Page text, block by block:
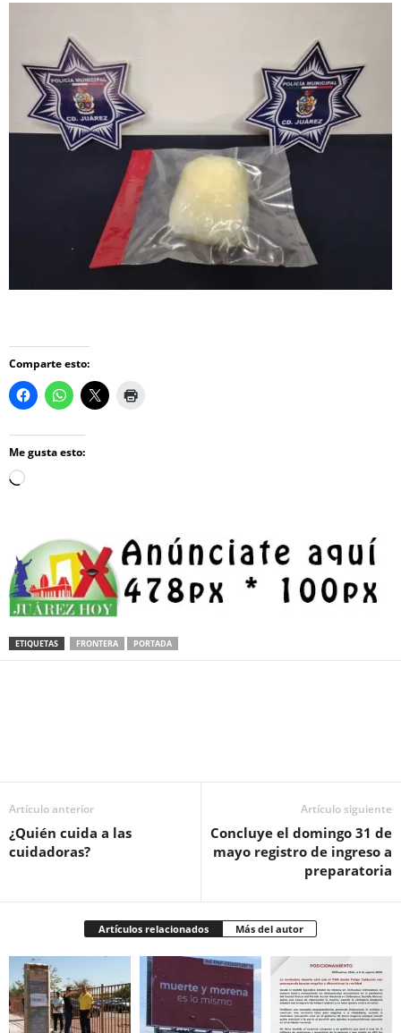
Comparte esto:
Me gusta esto:
Loading…
ETIQUETAS FRONTERA PORTADA
Artículo anterior
¿Quién cuida a las
cuidadoras?
Artículo siguiente
Concluye el domingo 31 de
mayo registro de ingreso a
preparatoria
Artículos relacionados Más del autor